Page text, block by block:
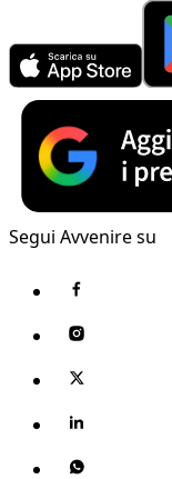
Segui Avvenire su